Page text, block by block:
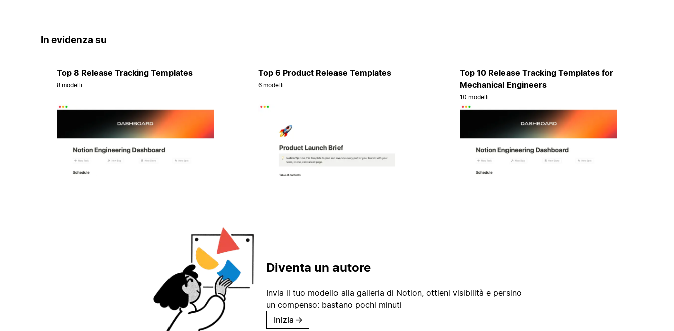
In evidenza su
Top 8 Release Tracking Templates
8 modelli
Top 6 Product Release Templates
6 modelli
Top 10 Release Tracking Templates for
Mechanical Engineers
10 modelli
Diventa un autore
Invia il tuo modello alla galleria di Notion, ottieni visibilità e persino
un compenso: bastano pochi minuti
Inizia →